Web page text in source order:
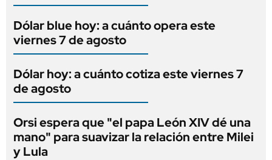
Dólar blue hoy: a cuánto opera este
viernes 7 de agosto
Dólar hoy: a cuánto cotiza este viernes 7
de agosto
Orsi espera que "el papa León XIV dé una
mano" para suavizar la relación entre Milei
y Lula